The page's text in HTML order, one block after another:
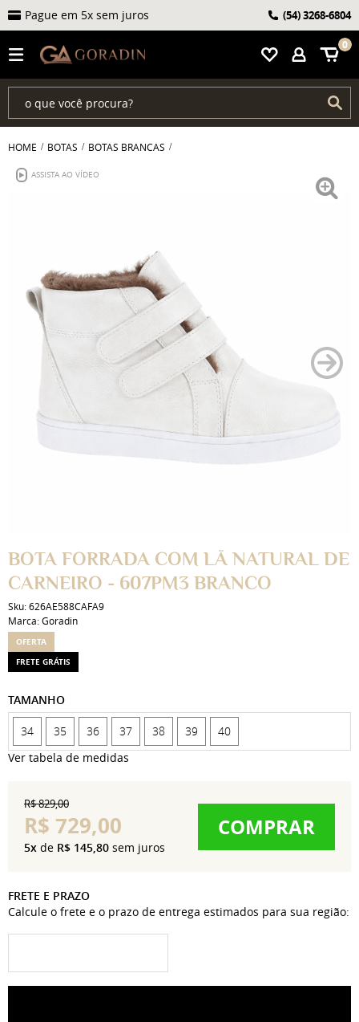
0
Frete grátis acima de R$ 399 (54)3268-6804
HOME BOTAS BOTAS BRANCAS
BOTA FORRADA COM LÃ NATURAL DE
CARNEIRO - 607PM3 BRANCO
Sku:626AE588CAFA9
Marca:Goradin
OFERTA
FRETE GRÁTIS
ASSISTA AO VÍDEO
TAMANHO
34 35 36 37 38 39
40
Ver tabela de medidas
R$ 829,00
R$ 729,00
5x de R$ 145,80 sem juros
COMPRAR
FRETE E PRAZO
Calcule o frete e o prazo de entrega estimados para sua região: